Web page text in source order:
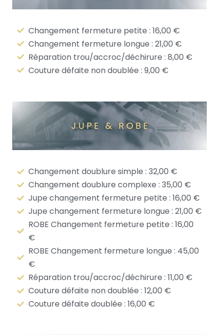
Changement fermeture petite : 16,00 €
Changement fermeture longue : 21,00 €
Réparation trou/accroc/déchirure : 8,00 €
Couture défaite non doublée : 9,00 €
Changement doublure simple : 32,00 €
Changement doublure complexe : 35,00 €
Jupe changement fermeture petite : 16,00 €
Jupe changement fermeture longue : 21,00 €
ROBE Changement fermeture petite : 16,00
€
ROBE Changement fermeture longue : 45,00
€
Réparation trou/accroc/déchirure : 11,00 €
Couture défaite non doublée : 12,00 €
Couture défaite doublée : 16,00 €